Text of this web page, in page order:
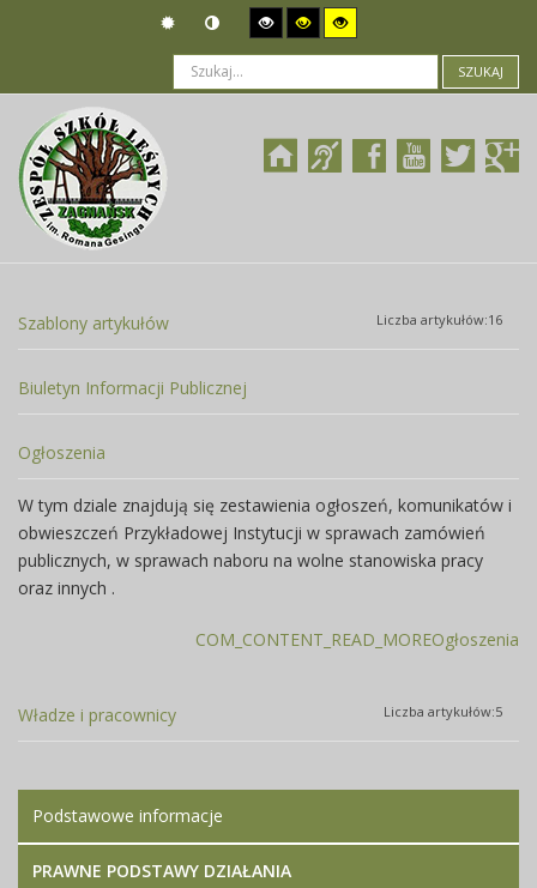
SZUKAJ
Jesteś tutaj: Zamówienia publiczne
Wszczęcie postępowania
Szablony artykułów Liczba artykułów:16
Biuletyn Informacji Publicznej
Ogłoszenia
W tym dziale znajdują się zestawienia ogłoszeń, komunikatów i
obwieszczeń Przykładowej Instytucji w sprawach zamówień
publicznych, w sprawach naboru na wolne stanowiska pracy
oraz innych .
COM_CONTENT_READ_MOREOgłoszenia
Władze i pracownicy Liczba artykułów:5
Podstawowe informacje
PRAWNE PODSTAWY DZIAŁANIA